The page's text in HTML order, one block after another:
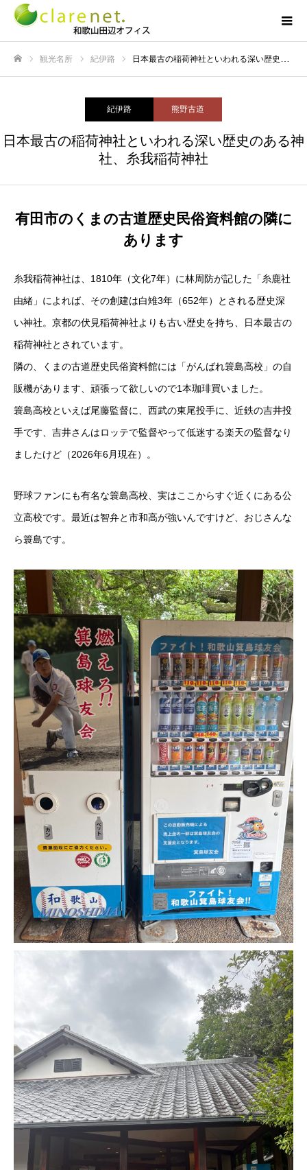
観光名所 紀伊路 日本最古の稲荷神社といわれる深い歴史のある神社、糸我稲荷神社
紀伊路 熊野古道
日本最古の稲荷神社といわれる深い歴史のある神
社、糸我稲荷神社
有田市のくまの古道歴史民俗資料館の隣に
あります
糸我稲荷神社は、1810年（文化7年）に林周防が記した「糸鹿社
由緒」によれば、その創建は白雉3年（652年）とされる歴史深
い神社。京都の伏見稲荷神社よりも古い歴史を持ち、日本最古の
稲荷神社とされています。
隣の、くまの古道歴史民俗資料館には「がんばれ簑島高校」の自
販機があります、頑張って欲しいので1本珈琲買いました。
簑島高校といえば尾藤監督に、西武の東尾投手に、近鉄の吉井投
手です、吉井さんはロッテで監督やって低迷する楽天の監督なり
ましたけど（2026年6月現在）。
野球ファンにも有名な簑島高校、実はここからすぐ近くにある公
立高校です。最近は智弁と市和高が強いんですけど、おじさんな
ら簑島です。